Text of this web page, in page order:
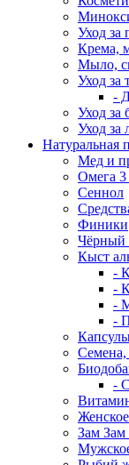
Уход за
Крема,
Мыло,
Уход за
-
Уход за
Уход за
Натуральная
Мед и
Омега
Сеннол
Финики
Чёрный
Кыст
-
-
-
-
Семена,
-
Зам Зам